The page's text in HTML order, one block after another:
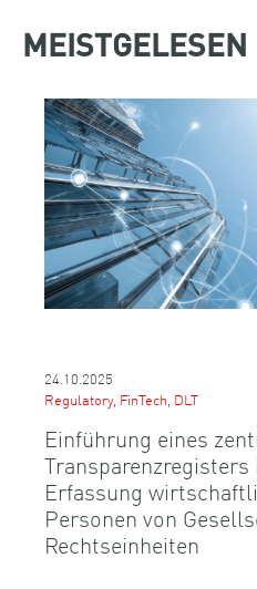
MEISTGELESEN
24.10.2025
Regulatory, FinTech, DLT
Einführung eines
Erfassung
Personen von
Rechtseinheiten